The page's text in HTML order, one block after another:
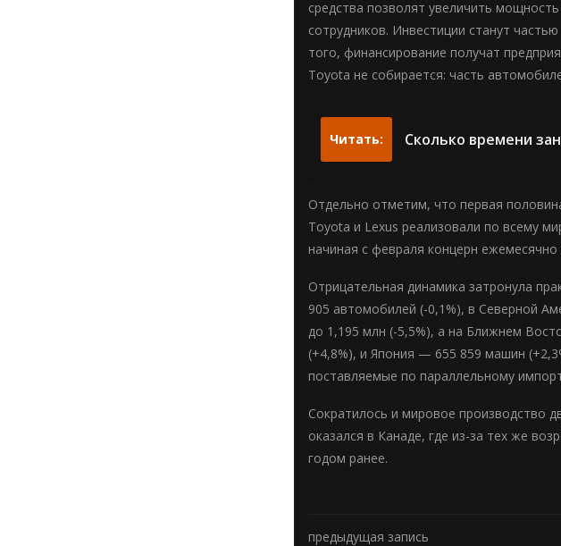
средства позволят увеличить
сотрудников. Инвестиции станут
того, финансирование получат
Toyota не собирается: часть
Читать: Сколько времени
Отдельно отметим, что первая
Toyota и Lexus реализовали по всему
начиная с февраля концерн
Отрицательная динамика затронула
905 автомобилей (-0,1%), в Северной
до 1,195 млн (-5,5%), а на Ближнем
(+4,8%), и Япония — 655 859 машин
поставляемые по параллельному
Сократилось и мировое производство
оказался в Канаде, где из-за тех же
годом ранее.
предыдущая запись